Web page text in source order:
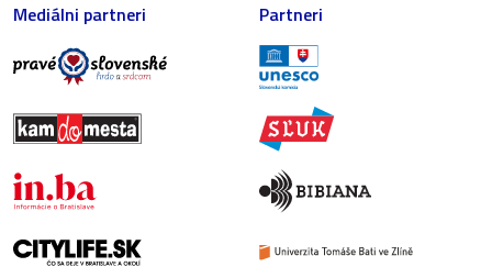
Mediálni partneri Partneri